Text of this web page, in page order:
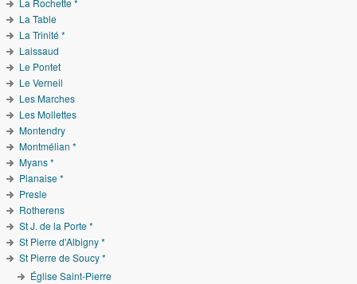
La Rochette *
La Table
La Trinité *
Laissaud
Le Pontet
Le Verneil
Les Marches
Les Mollettes
Montendry
Montmélian *
Myans *
Planaise *
Presle
Rotherens
St J. de la Porte *
St Pierre d'Albigny *
St Pierre de Soucy *
Église Saint-Pierre